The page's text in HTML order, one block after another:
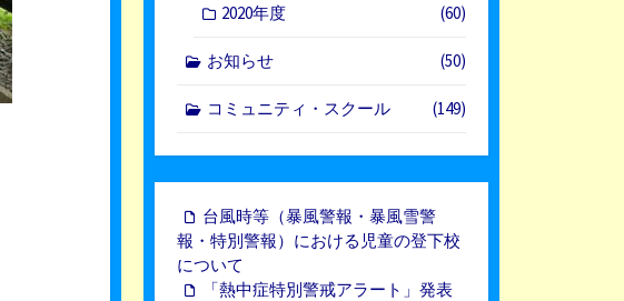
2020年度 (60)
お知らせ (50)
コミュニティ・スクール (149)
台風時等（暴風警報・暴風雪警
報・特別警報）における児童の登下校
について
「熱中症特別警戒アラート」発表